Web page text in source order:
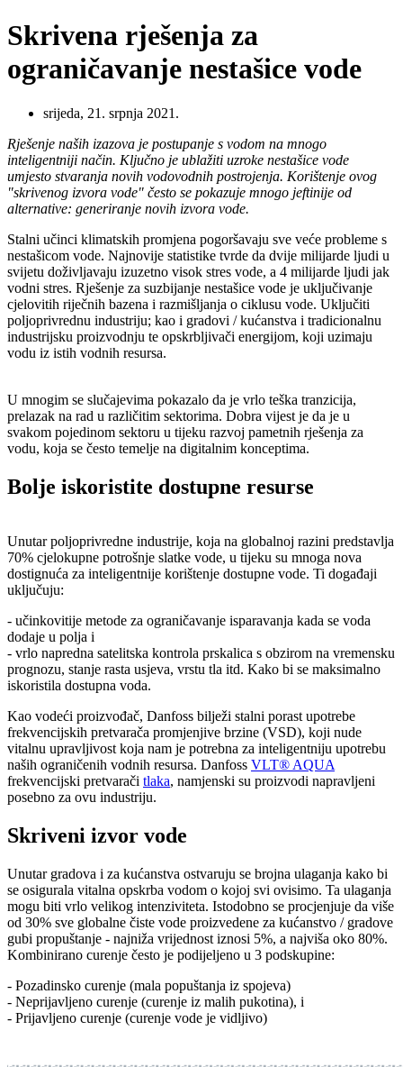
Skrivena rješenja za
ograničavanje nestašice vode
srijeda, 21. srpnja 2021.
Rješenje naših izazova je postupanje s vodom na mnogo
inteligentniji način. Ključno je ublažiti uzroke nestašice vode
umjesto stvaranja novih vodovodnih postrojenja. Korištenje ovog
"skrivenog izvora vode" često se pokazuje mnogo jeftinije od
alternative: generiranje novih izvora vode.
Stalni učinci klimatskih promjena pogoršavaju sve veće probleme s
nestašicom vode. Najnovije statistike tvrde da dvije milijarde ljudi u
svijetu doživljavaju izuzetno visok stres vode, a 4 milijarde ljudi jak
vodni stres. Rješenje za suzbijanje nestašice vode je uključivanje
cjelovitih riječnih bazena i razmišljanja o ciklusu vode. Uključiti
poljoprivrednu industriju; kao i gradovi / kućanstva i tradicionalnu
industrijsku proizvodnju te opskrbljivači energijom, koji uzimaju
vodu iz istih vodnih resursa.
U mnogim se slučajevima pokazalo da je vrlo teška tranzicija,
prelazak na rad u različitim sektorima. Dobra vijest je da je u
svakom pojedinom sektoru u tijeku razvoj pametnih rješenja za
vodu, koja se često temelje na digitalnim konceptima.
Bolje iskoristite dostupne resurse
Unutar poljoprivredne industrije, koja na globalnoj razini predstavlja
70% cjelokupne potrošnje slatke vode, u tijeku su mnoga nova
dostignuća za inteligentnije korištenje dostupne vode. Ti događaji
uključuju:
- učinkovitije metode za ograničavanje isparavanja kada se voda
dodaje u polja i
- vrlo napredna satelitska kontrola prskalica s obzirom na vremensku
prognozu, stanje rasta usjeva, vrstu tla itd. Kako bi se maksimalno
iskoristila dostupna voda.
Kao vodeći proizvođač, Danfoss bilježi stalni porast upotrebe
frekvencijskih pretvarača promjenjive brzine (VSD), koji nude
vitalnu upravljivost koja nam je potrebna za inteligentniju upotrebu
naših ograničenih vodnih resursa. Danfoss VLT® AQUA
frekvencijski pretvarači tlaka, namjenski su proizvodi napravljeni
posebno za ovu industriju.
Skriveni izvor vode
Unutar gradova i za kućanstva ostvaruju se brojna ulaganja kako bi
se osigurala vitalna opskrba vodom o kojoj svi ovisimo. Ta ulaganja
mogu biti vrlo velikog intenziviteta. Istodobno se procjenjuje da više
od 30% sve globalne čiste vode proizvedene za kućanstvo / gradove
gubi propuštanje - najniža vrijednost iznosi 5%, a najviša oko 80%.
Kombinirano curenje često je podijeljeno u 3 podskupine:
- Pozadinsko curenje (mala popuštanja iz spojeva)
- Neprijavljeno curenje (curenje iz malih pukotina), i
- Prijavljeno curenje (curenje vode je vidljivo)